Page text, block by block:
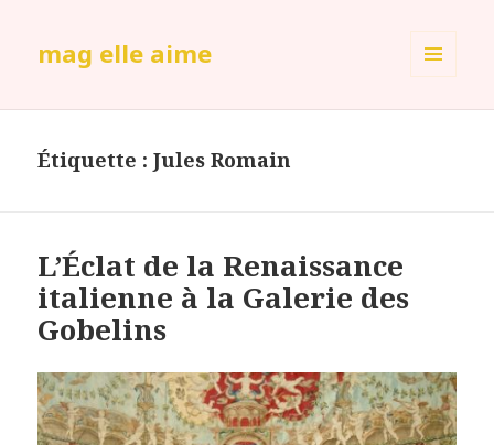
mag elle aime
Étiquette :Jules Romain
L’Éclat de la Renaissance
italienne à la Galerie des
Gobelins